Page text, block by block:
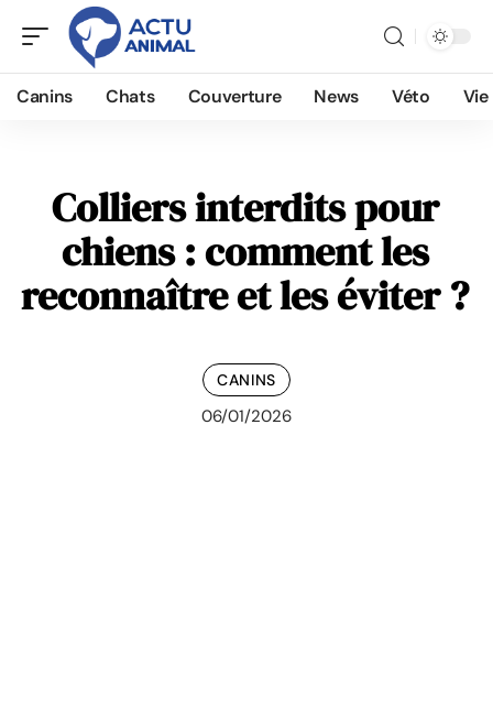
Canins Chats Couverture News Véto
Colliers interdits pour
chiens : comment les
reconnaître et les éviter ?
CANINS
06/01/2026